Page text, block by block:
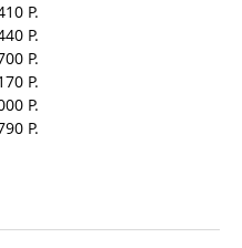
Р.
Р.
Р.
Р.
Р.
Р.